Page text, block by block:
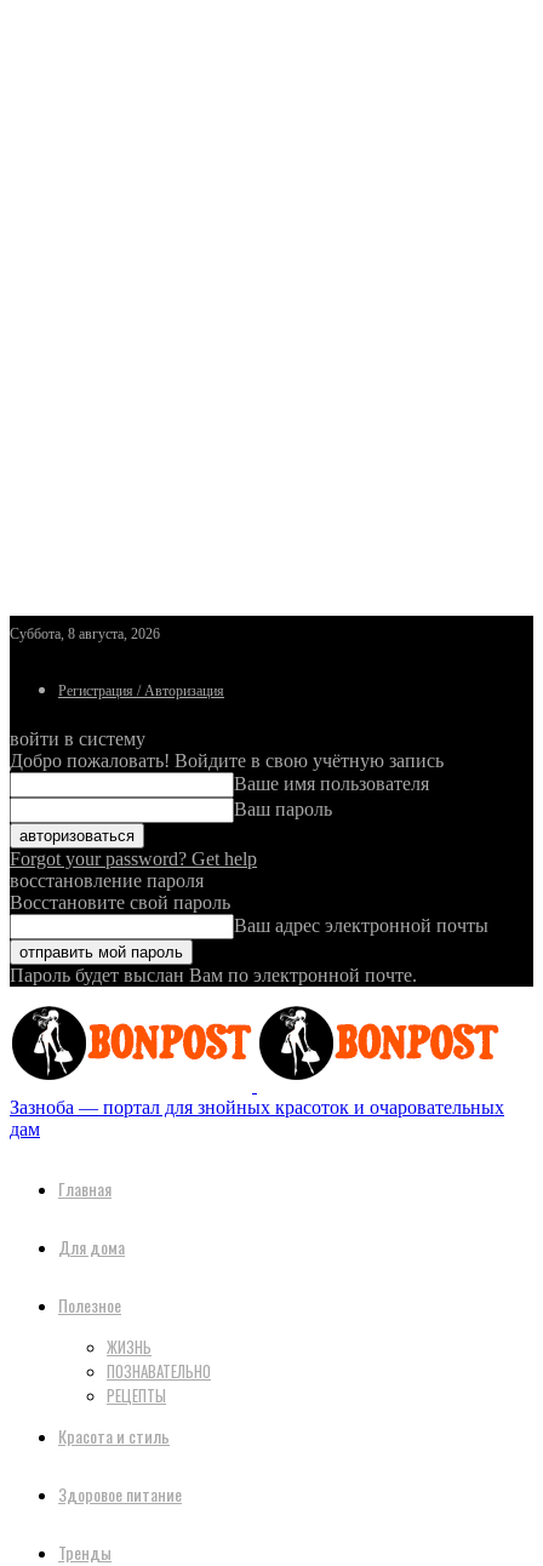
Суббота, 8 августа, 2026
Регистрация / Авторизация
войти в систему
Добро пожаловать! Войдите в свою учётную запись
Ваше имя пользователя
Ваш пароль
Forgot your password? Get help
восстановление пароля
Восстановите свой пароль
Ваш адрес электронной почты
Пароль будет выслан Вам по электронной почте.
Зазноба — портал для знойных красоток и очаровательных
дам
Главная
Для дома
Полезное
ЖИЗНЬ
ПОЗНАВАТЕЛЬНО
РЕЦЕПТЫ
Красота и стиль
Здоровое питание
Тренды